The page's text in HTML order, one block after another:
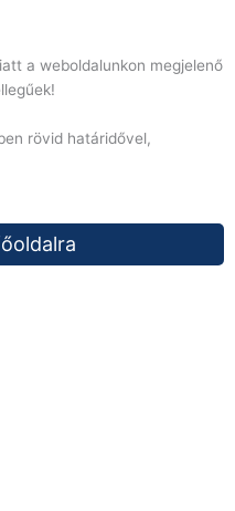
a weboldalunkon megjelenő
rövid határidővel,